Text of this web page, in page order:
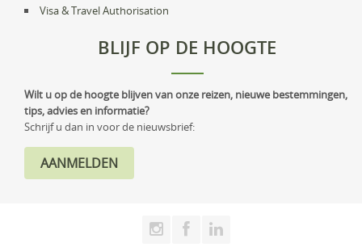
Visa & Travel Authorisation
BLIJF OP DE HOOGTE
Wilt u op de hoogte blijven van onze reizen, nieuwe bestemmingen,
tips, advies en informatie?
Schrijf u dan in voor de nieuwsbrief: